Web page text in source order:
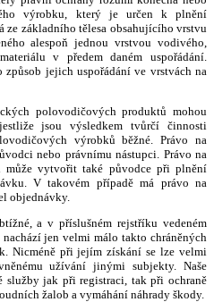
výrobku, který je určen k plnění
ze základního tělesa obsahujícího vrstvu
alespoň jednou vrstvou vodivého,
v předem daném uspořádání.
jejich uspořádání ve vrstvách na
polovodičových produktů mohou
jsou výsledkem tvůrčí činnosti
výrobků běžné. Právo na
nebo právnímu nástupci. Právo na
může vytvořit také původce při plnění
V takovém případě má právo na
objednávky.
a v příslušném rejstříku vedeném
jen velmi málo takto chráněných
Nicméně při jejím získání se lze velmi
užívání jinými subjekty. Naše
služby jak při registraci, tak při ochraně
žalob a vymáhání náhrady škody.